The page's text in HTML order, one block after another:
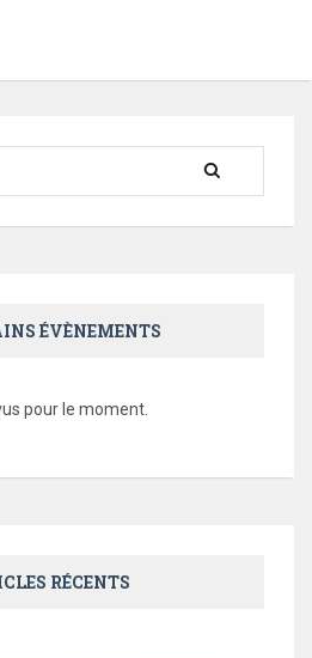
ÉVÈNEMENTS
pour le moment.
RÉCENTS